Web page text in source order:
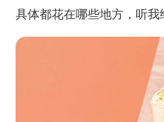
具体都花在哪些地方，听我